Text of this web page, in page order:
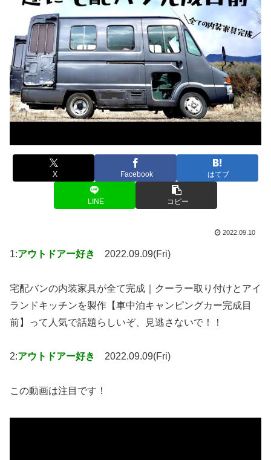
X Facebook はてブ
LINE コピー
2022.09.10
1:アウトドアー好き 2022.09.09(Fri)
宅配バンの内装家具が全て完成｜クーラー取り付けとアイ
ランドキッチンを製作【車中泊キャンピングカー完成目
前】って人気で話題らしいぞ、見逃さないで！！
2:アウトドアー好き 2022.09.09(Fri)
この動画は注目です！